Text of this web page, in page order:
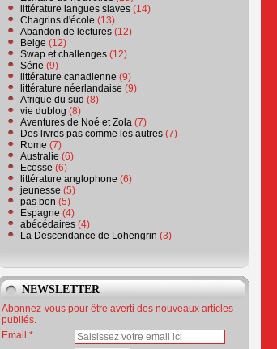
littérature langues slaves (14)
Chagrins d'école (13)
Abandon de lectures (12)
Belge (12)
Swap et challenges (12)
Série (9)
littérature canadienne (9)
littérature néerlandaise (9)
Afrique du sud (8)
vie dublog (8)
Aventures de Noé et Zola (7)
Des livres pas comme les autres (7)
Rome (7)
Australie (6)
Ecosse (6)
littérature anglophone (6)
jeunesse (5)
pas bon (5)
Espagne (4)
abécédaires (4)
La Descendance de Lohengrin (3)
NEWSLETTER
Abonnez-vous pour être averti des nouveaux articles
publiés.
Email